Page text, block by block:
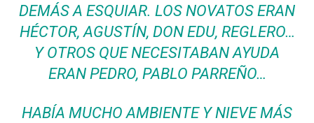
DEMÁS A ESQUIAR. LOS NOVATOS ERAN
HÉCTOR, AGUSTÍN, DON EDU, REGLERO…
Y OTROS QUE NECESITABAN AYUDA
ERAN PEDRO, PABLO PARREÑO…
HABÍA MUCHO AMBIENTE Y NIEVE MÁS